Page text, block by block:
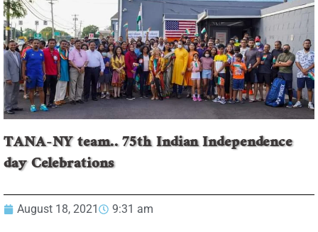
TANA-NY team.. 75th Indian Independence
day Celebrations
August 18, 2021 9:31 am